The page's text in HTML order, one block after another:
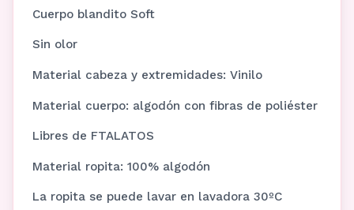
Cuerpo blandito Soft
Sin olor
Material cabeza y extremidades: Vinilo
Material cuerpo: algodón con fibras de poliéster
Libres de FTALATOS
Material ropita: 100% algodón
La ropita se puede lavar en lavadora 30ºC